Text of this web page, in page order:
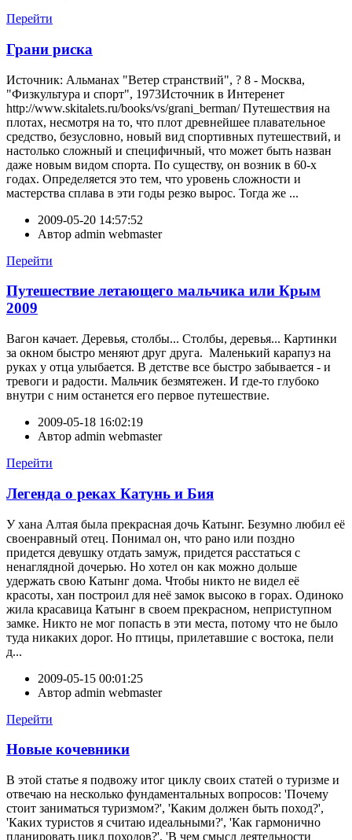
Перейти
Грани риска
Источник: Альманах "Ветер странствий", ? 8 - Москва,
"Физкультура и спорт", 1973Источник в Интеренет
http://www.skitalets.ru/books/vs/grani_berman/ Путешествия на
плотах, несмотря на то, что плот древнейшее плавательное
средство, безусловно, новый вид спортивных путешествий, и
настолько сложный и специфичный, что может быть назван
даже новым видом спорта. По существу, он возник в 60-х
годах. Определяется это тем, что уровень сложности и
мастерства сплава в эти годы резко вырос. Тогда же ...
2009-05-20 14:57:52
Автор admin webmaster
Перейти
Путешествие летающего мальчика или Крым
2009
Вагон качает. Деревья, столбы... Столбы, деревья... Картинки
за окном быстро меняют друг друга. Маленький карапуз на
руках у отца улыбается. В детстве все быстро забывается - и
тревоги и радости. Мальчик безмятежен. И где-то глубоко
внутри с ним останется его первое путешествие.
2009-05-18 16:02:19
Автор admin webmaster
Перейти
Легенда о реках Катунь и Бия
У хана Алтая была прекрасная дочь Катынг. Безумно любил её
своенравный отец. Понимал он, что рано или поздно
придется девушку отдать замуж, придется расстаться с
ненаглядной дочерью. Но хотел он как можно дольше
удержать свою Катынг дома. Чтобы никто не видел её
красоты, хан построил для неё замок высоко в горах. Одиноко
жила красавица Катынг в своем прекрасном, неприступном
замке. Никто не мог попасть в эти места, потому что не было
туда никаких дорог. Но птицы, прилетавшие с востока, пели
д...
2009-05-15 00:01:25
Автор admin webmaster
Перейти
Новые кочевники
В этой статье я подвожу итог циклу своих статей о туризме и
отвечаю на несколько фундаментальных вопросов: 'Почему
стоит заниматься туризмом?', 'Каким должен быть поход?',
'Каких туристов я считаю идеальными?', 'Как гармонично
планировать цикл походов?', 'В чем смысл деятельности